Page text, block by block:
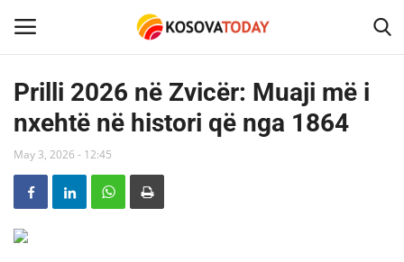
Home
SHQIPERIA
Prilli 2026 në Zvicër: Muaji më i
nxehtë në histori që nga 1864
May 3, 2026 - 12:45